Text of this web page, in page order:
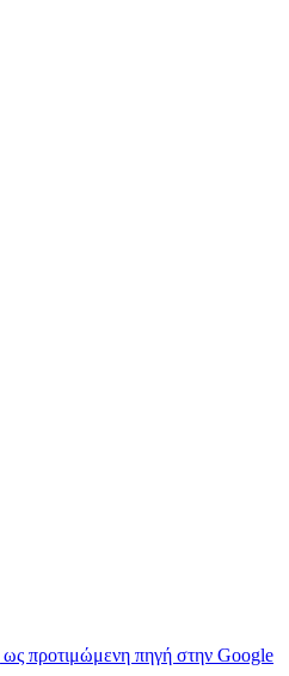
προτιμώμενη πηγή στην Google